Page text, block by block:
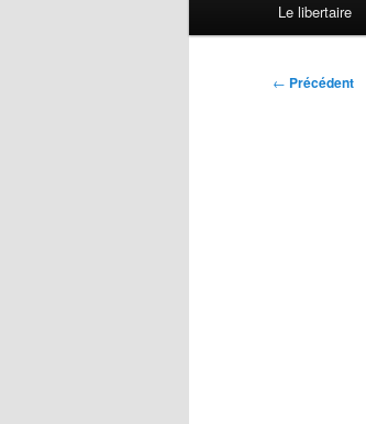
Le libertaire
Navigation
← Précédent